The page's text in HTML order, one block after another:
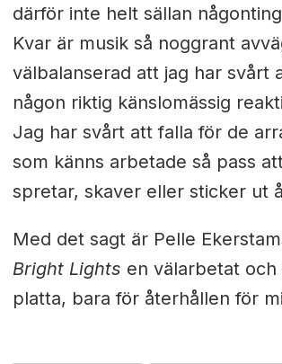
därför inte helt sällan
Kvar är musik så noggrant
välbalanserad att jag har svårt
någon riktig känslomässig
Jag har svårt att falla för de
som känns arbetade så pass
spretar, skaver eller sticker ut
Med det sagt är Pelle
Bright Lights en välarbetat och
platta, bara för återhållen för